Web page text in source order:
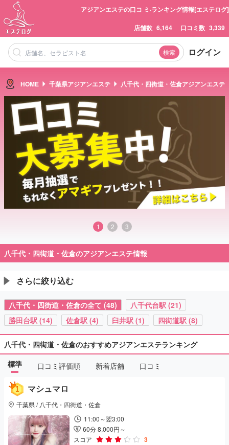
アジアンエステの口コ ミ·ランキング情報[エステログ]
店舗数 6,164 口コミ数 3,339
検索 ログイン
HOME 千葉県アジアンエステ 八千代・四街道・佐倉アジアンエステ
1 2 3
八千代・四街道・佐倉のアジアンエステ情報
さらに絞り込む
八千代・四街道・佐倉の全て (48)
八千代台駅 (21)
勝田台駅 (14)
佐倉駅 (4) 臼井駅 (1) 四街道駅 (8)
八千代・四街道・佐倉のおすすめアジアンエステランキング
標準
口コミ評価順 新着店舗 口コミ
マシュマロ
千葉県 / 八千代・四街道・佐倉
11:00～翌3:00
60分 8,000円～
スコア
3